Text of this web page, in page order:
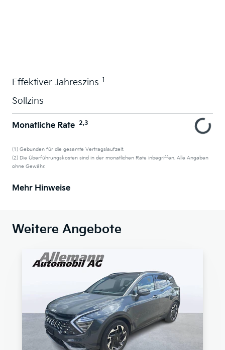
Effektiver Jahreszins 1
Sollzins
Monatliche Rate 2,3
(1) Gebunden für die gesamte Vertragslaufzeit.
(2) Die Überführungskosten sind in der monatlichen Rate inbegriffen. Alle Angaben
ohne Gewähr.
Mehr Hinweise
Weitere Angebote